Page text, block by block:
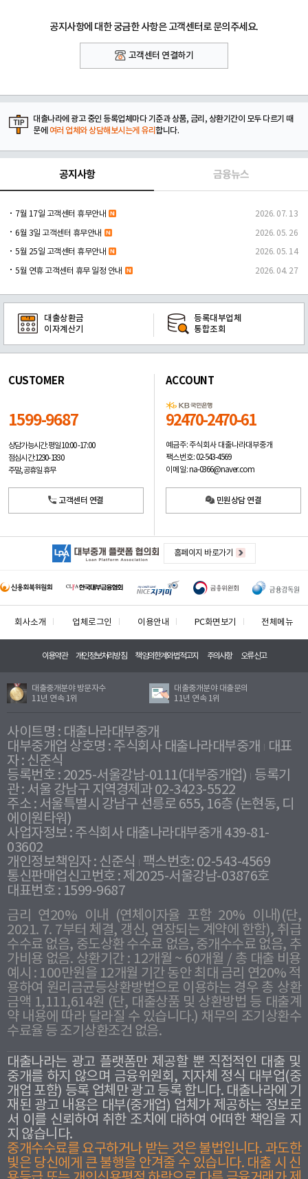
공지사항에 대한 궁금한 사항은 고객센터로 문의주세요.
고객센터 연결하기
대출나라에 광고 중인 등록업체마다 기준과 상품, 금리, 상환기간이 모두 다르기 때
문에 여러 업체와 상담해보시는게 유리합니다.
공지사항 금융뉴스
7월 17일 고객센터 휴무안내 2026. 07. 13
6월 3일 고객센터 휴무안내 2026. 05. 26
5월 25일 고객센터 휴무안내 2026. 05. 14
5월 연휴 고객센터 휴무 일정 안내 2026. 04. 27
대출상환금
이자계산기
등록대부업체
통합조회
CUSTOMER
1599-9687
상담가능시간: 평일10:00 -17:00
점심시간: 12:30 - 13:30
주말, 공휴일 휴무
고객센터 연결
ACCOUNT
92470-2470-61
예금주: 주식회사 대출나라대부중개
팩스번호: 02-543-4569
이메일: na-0366@naver.com
민원상담 연결
홈페이지 바로가기
회사소개 업체로그인 이용안내 PC화면보기 전체메뉴
이용약관 개인정보처리방침 책임의한계와법적고지 주의사항 오류신고
대출중개분야 방문자수
11년 연속 1위
대출중개분야 대출문의
11년 연속 1위
사이트명 : 대출나라대부중개
대부중개업 상호명 : 주식회사 대출나라대부중개
대표
자 : 신준식
등록번호 : 2025-서울강남-0111(대부중개업) 등록기
관 : 서울 강남구 지역경제과 02-3423-5522
주소 : 서울특별시 강남구 선릉로 655, 16층 (논현동, 디
에이원타워)
사업자정보 : 주식회사 대출나라대부중개 439-81-
03602
개인정보책임자 : 신준식
팩스번호: 02-543-4569
통신판매업신고번호 : 제2025-서울강남-03876호
대표번호 : 1599-9687
금리 연20% 이내 (연체이자율 포함 20% 이내)(단,
2021. 7. 7부터 체결, 갱신, 연장되는 계약에 한함), 취급
수수료 없음, 중도상환 수수료 없음, 중개수수료 없음, 추
가비용 없음. 상환기간 : 12개월 ~ 60개월 / 총 대출 비용
예시 : 100만원을 12개월 기간 동안 최대 금리 연20% 적
용하여 원리금균등상환방법으로 이용하는 경우 총 상환
금액 1,111,614원 (단, 대출상품 및 상환방법 등 대출계
약 내용에 따라 달라질 수 있습니다.) 채무의 조기상환수
수료율 등 조기상환조건 없음.
대출나라는 광고 플랫폼만 제공할 뿐 직접적인 대출 및
중개를 하지 않으며 금융위원회, 지자체 정식 대부업(중
개업 포함) 등록 업체만 광고 등록 합니다. 대출나라에 기
재된 광고 내용은 대부(중개업) 업체가 제공하는 정보로
서 이를 신뢰하여 취한 조치에 대하여 어떠한 책임을 지
지 않습니다.
중개수수료를 요구하거나 받는 것은 불법입니다. 과도한
빛은 당신에게 큰 불행을 안겨줄 수 있습니다. 대출 시 신